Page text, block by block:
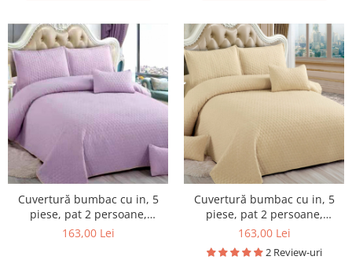
Cuvertură bumbac cu in, 5
piese, pat 2 persoane,
220x240 cm, CBI09
163,00 Lei
Cuvertură bumbac cu in, 5
piese, pat 2 persoane,
220x240 cm, CBI13
163,00 Lei
2 Review-uri